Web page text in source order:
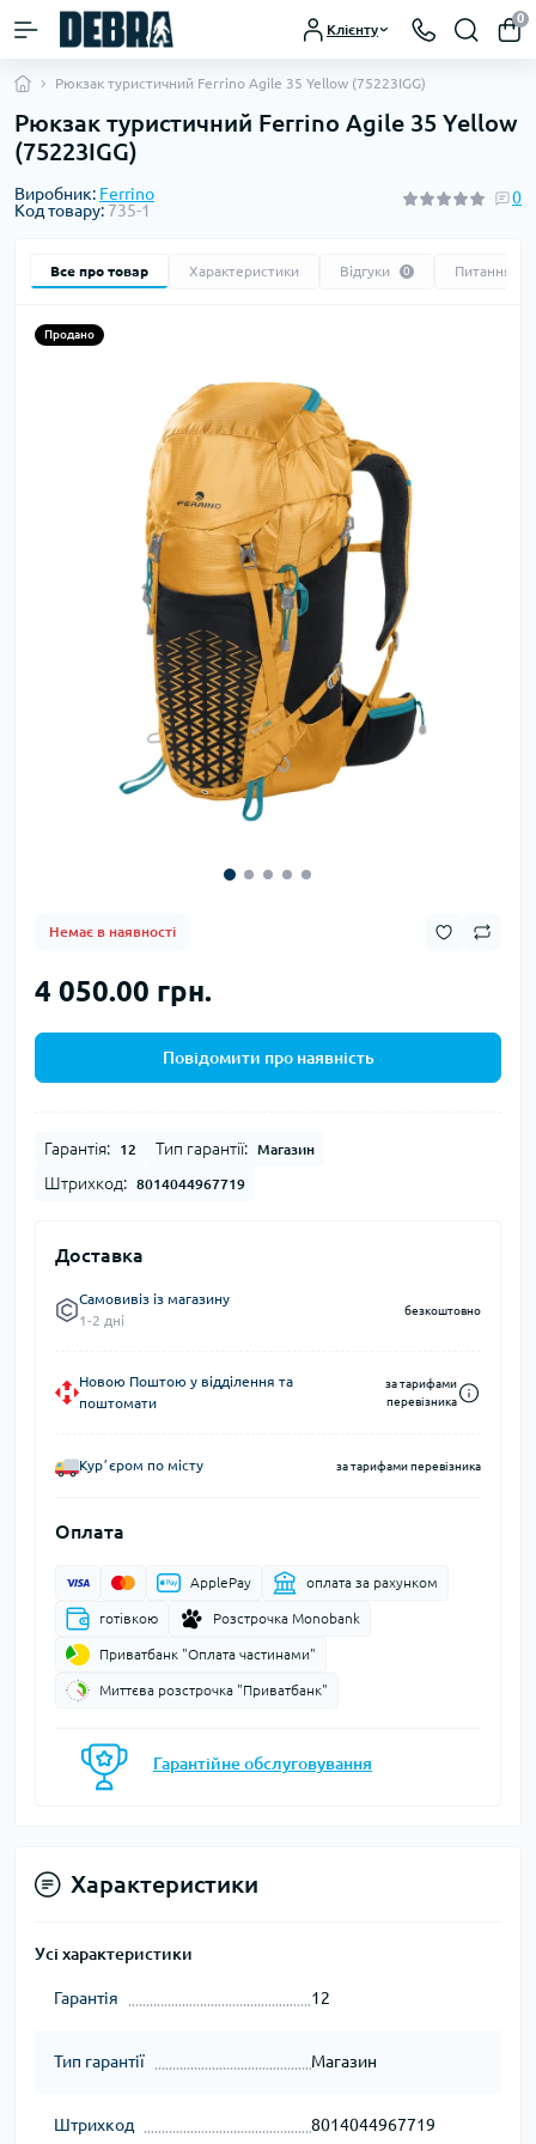
Клієнту
0
Рюкзак туристичний Ferrino Agile 35 Yellow (75223IGG)
Рюкзак туристичний Ferrino Agile 35 Yellow
(75223IGG)
Виробник: Ferrino
Код товару: 735-1
0
Все про товар Характеристики Відгуки 0 Питання
Продано
Немає в наявності
4 050.00 грн.
Повідомити про наявність
Гарантія: 12 Тип гарантії: Магазин
Штрихкод: 8014044967719
Доставка
Самовивіз із магазину
1-2 дні
безкоштовно
Новою Поштою у відділення та
поштомати
за тарифами
перевізника
Курʼєром по місту за тарифами перевізника
Оплата
ApplePay оплата за рахунком
готівкою Розстрочка Monobank
Приватбанк "Оплата частинами"
Миттєва розстрочка "Приватбанк"
Гарантійне обслуговування
Характеристики
Усі характеристики
Гарантія 12
Тип гарантії Магазин
Штрихкод 8014044967719